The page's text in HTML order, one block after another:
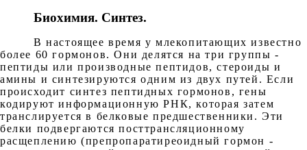
Биохимия. Синтез.
В настоящее время у млекопитающих известно
более 60 гормонов. Они делятся на три группы -
пептиды или производные пептидов, стероиды и
амины и синтезируются одним из двух путей. Если
происходит синтез пептидных гормонов, гены
кодируют информационную РНК, которая затем
транслируется в белковые предшественники. Эти
белки подвергаются посттрансляционному
расщеплению (препропаратиреоидный гормон -